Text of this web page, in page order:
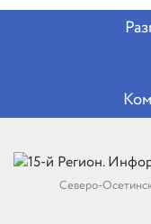
Северо-